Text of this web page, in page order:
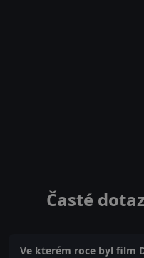
Časté
Ve kterém roce byl film